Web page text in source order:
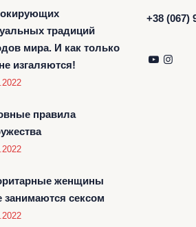
традиций
мира. И как только
изгаляются!
правила
женщины
занимаются сексом
+38 (067)